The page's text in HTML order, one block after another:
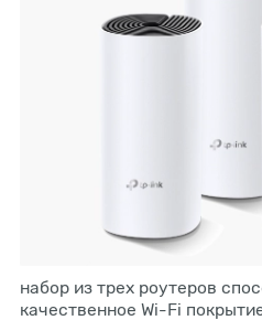
набор из трех роутеров
качественное Wi-Fi